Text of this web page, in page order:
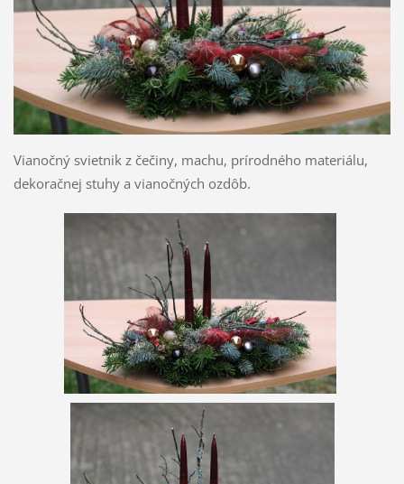
Vianočný svietnik z čečiny, machu, prírodného materiálu,
dekoračnej stuhy a vianočných ozdôb.